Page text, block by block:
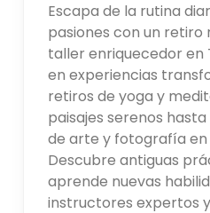
Escapa de la rutina
pasiones con un retiro
taller enriquecedor en
en experiencias
retiros de yoga y
paisajes serenos
de arte y fotografía en
Descubre antiguas
aprende nuevas
instructores expertos